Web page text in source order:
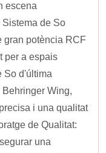
escena
de So
gran potència RCF
per a espais
So d'última
Wing,
i una qualitat
de Qualitat:
una